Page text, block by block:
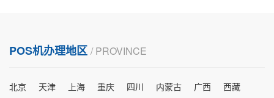
POS机办理地区 / PROVINCE
北京 天津 上海 重庆 四川 内蒙古 广西
西藏